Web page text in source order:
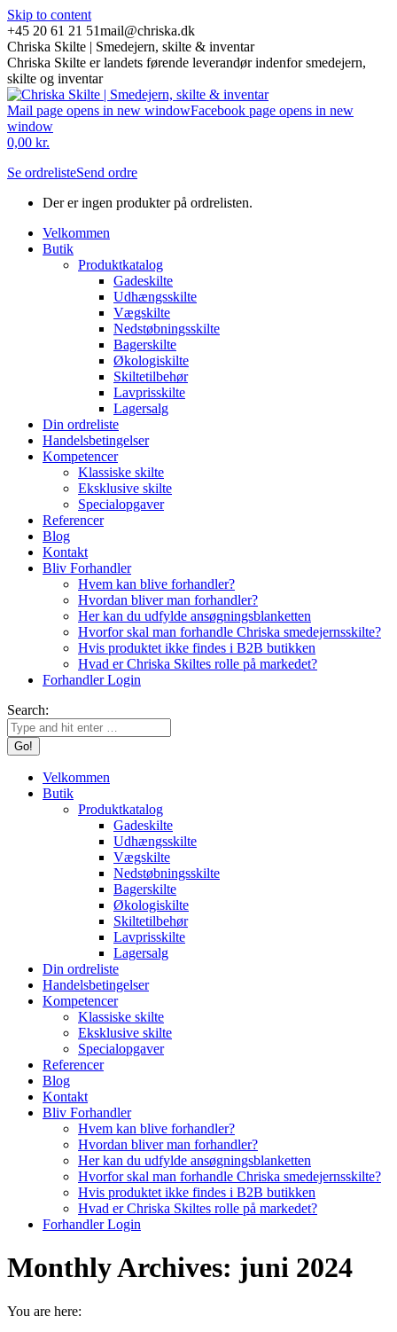
Skip to content
+45 20 61 21 51mail@chriska.dk
Chriska Skilte | Smedejern, skilte & inventar
Chriska Skilte er landets førende leverandør indenfor smedejern,
skilte og inventar
Mail page opens in new windowFacebook page opens in new
window
0,00 kr.
Se ordrelisteSend ordre
Der er ingen produkter på ordrelisten.
Velkommen
Butik
Produktkatalog
Gadeskilte
Udhængsskilte
Vægskilte
Nedstøbningsskilte
Bagerskilte
Økologiskilte
Skiltetilbehør
Lavprisskilte
Lagersalg
Din ordreliste
Handelsbetingelser
Kompetencer
Klassiske skilte
Eksklusive skilte
Specialopgaver
Referencer
Blog
Kontakt
Bliv Forhandler
Hvem kan blive forhandler?
Hvordan bliver man forhandler?
Her kan du udfylde ansøgningsblanketten
Hvorfor skal man forhandle Chriska smedejernsskilte?
Hvis produktet ikke findes i B2B butikken
Hvad er Chriska Skiltes rolle på markedet?
Forhandler Login
Search:
Velkommen
Butik
Produktkatalog
Gadeskilte
Udhængsskilte
Vægskilte
Nedstøbningsskilte
Bagerskilte
Økologiskilte
Skiltetilbehør
Lavprisskilte
Lagersalg
Din ordreliste
Handelsbetingelser
Kompetencer
Klassiske skilte
Eksklusive skilte
Specialopgaver
Referencer
Blog
Kontakt
Bliv Forhandler
Hvem kan blive forhandler?
Hvordan bliver man forhandler?
Her kan du udfylde ansøgningsblanketten
Hvorfor skal man forhandle Chriska smedejernsskilte?
Hvis produktet ikke findes i B2B butikken
Hvad er Chriska Skiltes rolle på markedet?
Forhandler Login
Monthly Archives: juni 2024
You are here: